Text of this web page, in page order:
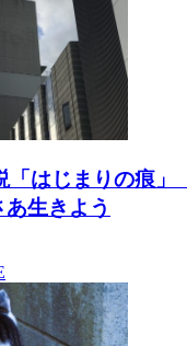
「はじまりの痕」
生きよう